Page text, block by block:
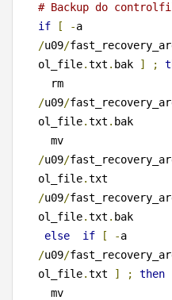
# Backup do
if
[ -
/u09/
ol_file.txt . bak ] ;
/u09/
ol_file.txt . bak
/u09/
ol_file.
/u09/
ol_file.txt . bak
else
if [ -
/u09/
ol_file.txt ] ;
then